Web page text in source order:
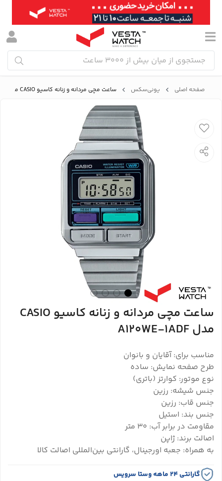
صفحه اصلی یونی‌سکس ساعت مچی مردانه و زنانه کاسیو CASIO مدل A120WE-1ADF
ساعت مچی مردانه و زنانه کاسیو CASIO
مدل A120WE-1ADF
مناسب برای: آقایان و بانوان
طرح صفحه نمایش: ساده
نوع موتور: کوارتز (باتری)
جنس شیشه: رزین
جنس قاب: رزین
جنس بند: استیل
مقاومت در برابر آب: 30 متر
اصالت برند: ژاپن
به همراه: جعبه اورجینال، گارانتی بین‌المللی اصالت کالا
گارانتی ۲۴ ماهه وستا سرویس